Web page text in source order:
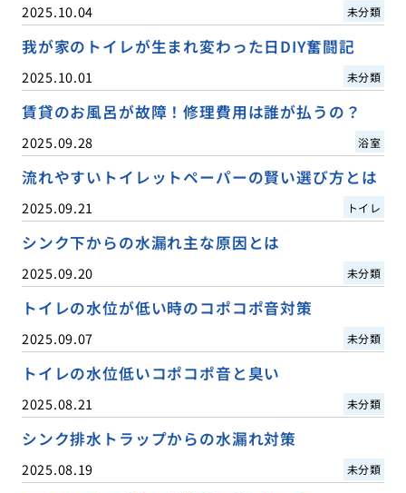
2025.10.04 未分類
我が家のトイレが生まれ変わった日DIY奮闘記
2025.10.01 未分類
賃貸のお風呂が故障！修理費用は誰が払うの？
2025.09.28 浴室
流れやすいトイレットペーパーの賢い選び方とは
2025.09.21 トイレ
シンク下からの水漏れ主な原因とは
2025.09.20 未分類
トイレの水位が低い時のコポコポ音対策
2025.09.07 未分類
トイレの水位低いコポコポ音と臭い
2025.08.21 未分類
シンク排水トラップからの水漏れ対策
2025.08.19 未分類